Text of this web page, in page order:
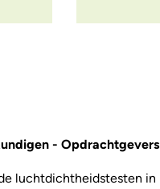
- Opdrachtgevers
luchtdichtheidstesten in